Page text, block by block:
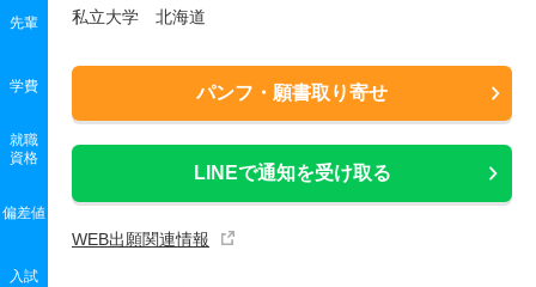
私立大学 北海道
パンフ・願書取り寄せ
LINEで通知を受け取る
WEB出願関連情報
先輩
学費
就職
資格
偏差値
入試